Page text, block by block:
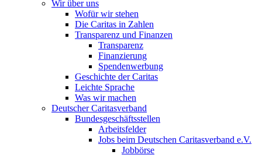
Wir über uns
Wofür wir stehen
Die Caritas in Zahlen
Transparenz und Finanzen
Transparenz
Finanzierung
Spendenwerbung
Geschichte der Caritas
Leichte Sprache
Was wir machen
Deutscher Caritasverband
Bundesgeschäftsstellen
Arbeitsfelder
Jobs beim Deutschen Caritasverband e.V.
Jobbörse